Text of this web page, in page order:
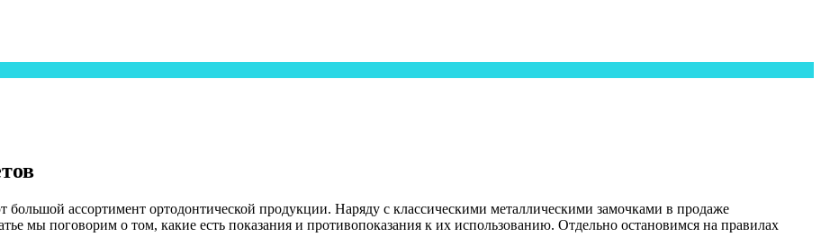
большой ассортимент ортодонтической продукции. Наряду с классическими металлическими замочками в продаже
мы поговорим о том, какие есть показания и противопоказания к их использованию. Отдельно остановимся на правилах